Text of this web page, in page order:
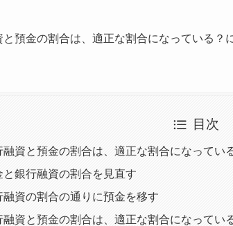
預金の割合は、適正な割合になっている？
目次
融資と預金の割合は、適正な割合になってい
と銀行融資の割合を見直す
融資の割合の通りに預金を移す
融資と預金の割合は、適正な割合になってい